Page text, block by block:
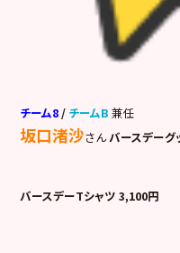
チーム8/ チームB 兼任
坂口渚沙さんバースデーグ
バースデーTシャツ 3,100円